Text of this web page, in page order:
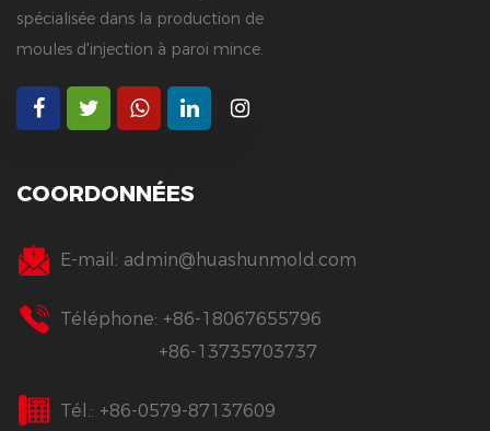
spécialisée dans la production de
moules d'injection à paroi mince.
COORDONNÉES
E-mail: admin@huashunmold.com
Téléphone: +86-18067655796
+86-13735703737
Tél.: +86-0579-87137609